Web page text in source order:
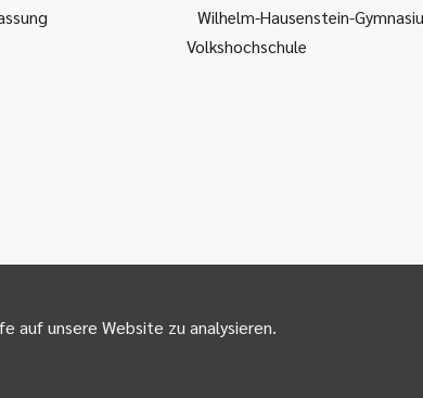
Wilhelm-Hausenstein-
Volkshochschule
auf unsere Website zu analysieren.